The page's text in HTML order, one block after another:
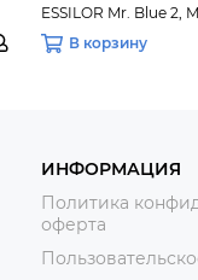
ESSILOR Mr. Blue 2,
В корзину
ИНФОРМАЦИЯ
Политика
оферта